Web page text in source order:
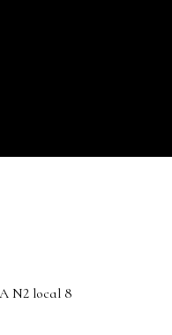
N2 local 8